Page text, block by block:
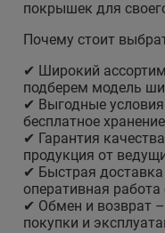
покрышек для
Почему стоит
✔ Широкий
подберем модель
✔ Выгодные
бесплатное
✔ Гарантия
продукция от
✔ Быстрая
оперативная
✔ Обмен и возврат
покупки и